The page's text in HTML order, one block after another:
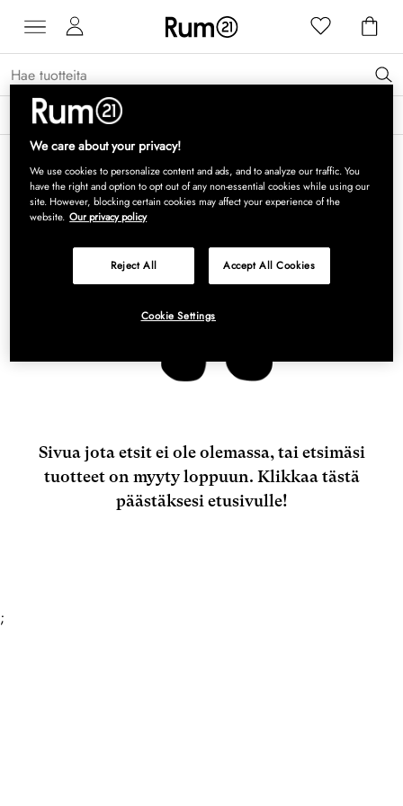
Saat 15 % alennusta Grythyttan Stålmöbler -tuotteista* →
Sivua jota etsit ei ole olemassa, tai etsimäsi
tuotteet on myyty loppuun. Klikkaa tästä
päästäksesi etusivulle!
;
We care about your privacy!
We use cookies to personalize content and ads, and to analyze our traffic. You
have the right and option to opt out of any non-essential cookies while using our
site. However, blocking certain cookies may affect your experience of the
website. Our privacy policy
Reject All Accept All Cookies
Cookie Settings